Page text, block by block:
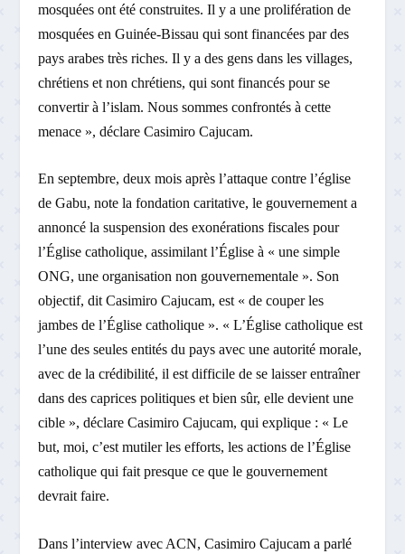
mosquées ont été construites. Il y a une prolifération de
mosquées en Guinée-Bissau qui sont financées par des
pays arabes très riches. Il y a des gens dans les villages,
chrétiens et non chrétiens, qui sont financés pour se
convertir à l’islam. Nous sommes confrontés à cette
menace », déclare Casimiro Cajucam.
En septembre, deux mois après l’attaque contre l’église
de Gabu, note la fondation caritative, le gouvernement a
annoncé la suspension des exonérations fiscales pour
l’Église catholique, assimilant l’Église à « une simple
ONG, une organisation non gouvernementale ». Son
objectif, dit Casimiro Cajucam, est « de couper les
jambes de l’Église catholique ». « L’Église catholique est
l’une des seules entités du pays avec une autorité morale,
avec de la crédibilité, il est difficile de se laisser entraîner
dans des caprices politiques et bien sûr, elle devient une
cible », déclare Casimiro Cajucam, qui explique : « Le
but, moi, c’est mutiler les efforts, les actions de l’Église
catholique qui fait presque ce que le gouvernement
devrait faire.
Dans l’interview avec ACN, Casimiro Cajucam a parlé